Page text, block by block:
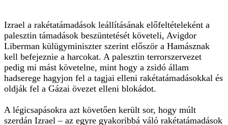
Izrael a rakétatámadások leállításának előfeltételeként a
palesztin támadások beszüntetését követeli, Avigdor
Liberman külügyminiszter szerint először a Hamásznak
kell befejeznie a harcokat. A palesztin terrorszervezet
pedig mi mást követelne, mint hogy a zsidó állam
hadserege hagyjon fel a tagjai elleni rakétatámadásokkal és
oldják fel a Gázai övezet elleni blokádot.
A légicsapásokra azt követően került sor, hogy múlt
szerdán Izrael – az egyre gyakoribbá váló rakétatámadások